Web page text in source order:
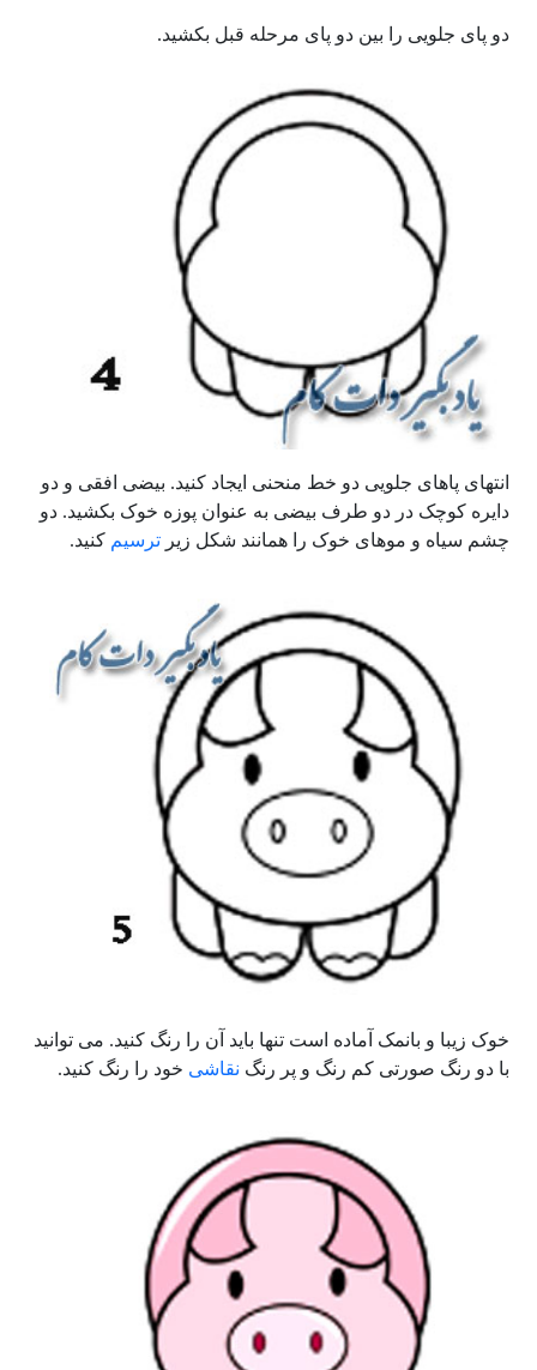
دو پای جلویی را بین دو پای مرحله قبل بکشید.
انتهای پاهای جلویی دو خط منحنی ایجاد کنید. بیضی افقی و دو
دایره کوچک در دو طرف بیضی به عنوان پوزه خوک بکشید. دو
چشم سیاه و موهای خوک را همانند شکل زیر ترسیم کنید.
خوک زیبا و بانمک آماده است تنها باید آن را رنگ کنید. می توانید
با دو رنگ صورتی کم رنگ و پر رنگ نقاشی خود را رنگ کنید.